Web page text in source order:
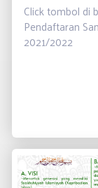
Click tombol di
Pendaftaran
2021/2022